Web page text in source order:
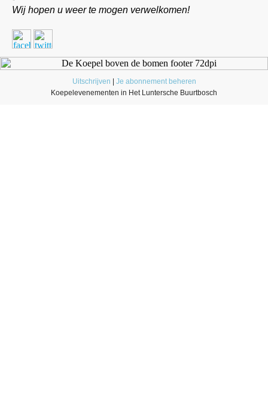
Wij hopen u weer te mogen verwelkomen!
Uitschrijven
Je abonnement beheren
Koepelevenementen in Het Luntersche Buurtbosch